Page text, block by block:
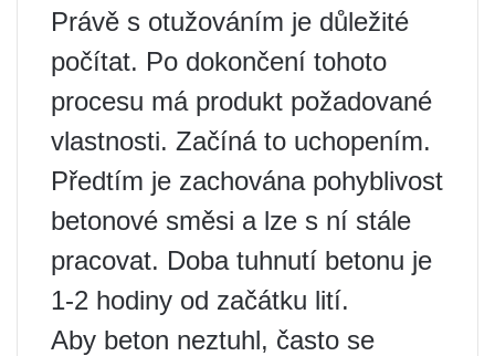
Právě s otužováním je důležité
počítat. Po dokončení tohoto
procesu má produkt požadované
vlastnosti. Začíná to uchopením.
Předtím je zachována pohyblivost
betonové směsi a lze s ní stále
pracovat. Doba tuhnutí betonu je
1-2 hodiny od začátku lití.
Aby beton neztuhl, často se